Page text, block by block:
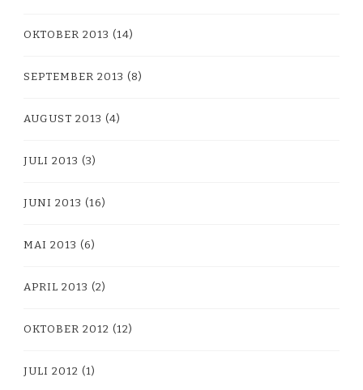
OKTOBER 2013 (14)
SEPTEMBER 2013 (8)
AUGUST 2013 (4)
JULI 2013 (3)
JUNI 2013 (16)
MAI 2013 (6)
APRIL 2013 (2)
OKTOBER 2012 (12)
JULI 2012 (1)